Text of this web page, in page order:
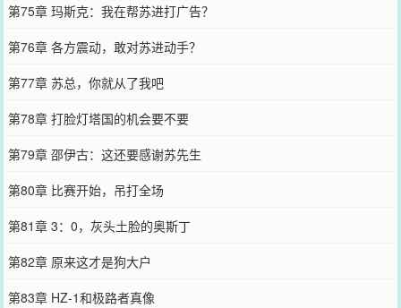
第75章 玛斯克：我在帮苏进打广告？
第76章 各方震动，敢对苏进动手？
第77章 苏总，你就从了我吧
第78章 打脸灯塔国的机会要不要
第79章 邵伊古：这还要感谢苏先生
第80章 比赛开始，吊打全场
第81章 3：0，灰头土脸的奥斯丁
第82章 原来这才是狗大户
第83章 HZ-1和极路者真像